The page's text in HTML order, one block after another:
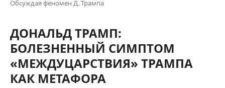
Обсуждая феномен Д. Трампа
ДОНАЛЬД ТРАМП:
БОЛЕЗНЕННЫЙ СИМПТОМ
«МЕЖДУЦАРСТВИЯ» ТРАМПА
КАК МЕТАФОРА